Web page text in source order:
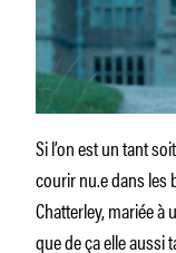
Si l’on est un tant
courir nu.e dans les
Chatterley, mariée à
que de ça elle aussi